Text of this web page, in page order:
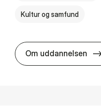
Kultur og samfund
Om uddannelsen